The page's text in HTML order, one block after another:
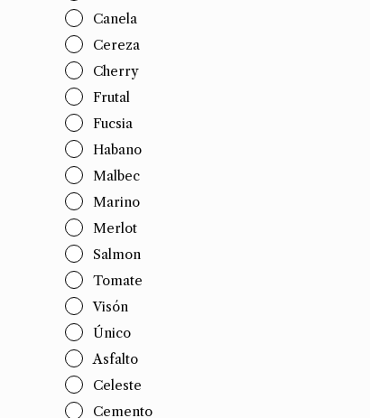
Canela
Cereza
Cherry
Frutal
Fucsia
Habano
Malbec
Marino
Merlot
Salmon
Tomate
Visón
Único
Asfalto
Celeste
Cemento